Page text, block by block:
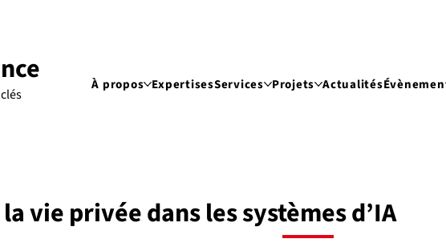
À propos ExpertisesServices Projets Actualités
vie privée dans les systèmes d’IA